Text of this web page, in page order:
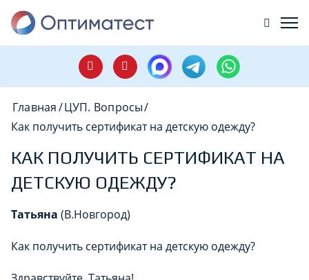
Главная/ЦУП. Вопросы/
Как получить сертификат на детскую одежду?
КАК ПОЛУЧИТЬ СЕРТИФИКАТ НА
ДЕТСКУЮ ОДЕЖДУ?
Татьяна (В.Новгород)
Как получить сертификат на детскую одежду?